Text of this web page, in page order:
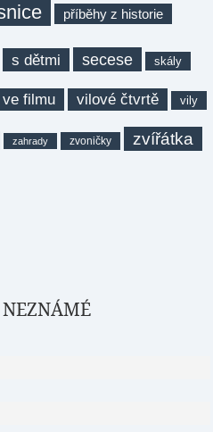
příběhy z historie
s dětmi secese skály
ve filmu vilové čtvrtě vily
zahrady zvoničky zvířátka